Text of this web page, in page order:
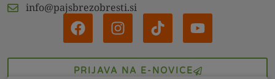
info@pajsbrezobresti.si
PRIJAVA NA E-NOVICE